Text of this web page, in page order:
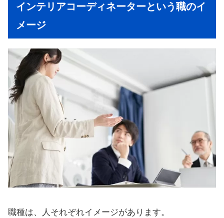
インテリアコーディネーターという職のイ
メージ
職種は、人それぞれイメージがあります。